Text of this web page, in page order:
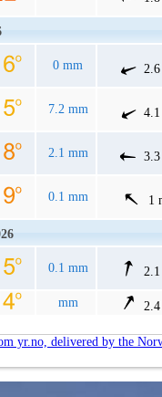
0 mm
7.2 mm
2.1 mm
0.1 mm 1
0.1 mm
mm
yr.no, delivered by the